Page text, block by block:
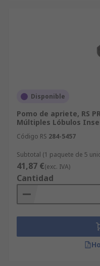
Disponible
Pomo de apriete, RS
Múltiples Lóbulos
Código RS 284-5457
Subtotal (1 paquete de 5
41,87 €(exc. IVA)
Cantidad